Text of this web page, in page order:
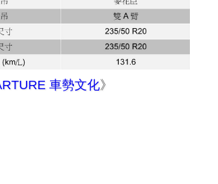
車勢文化》